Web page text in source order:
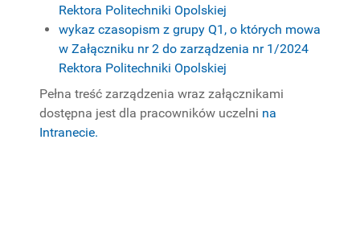
Rektora Politechniki Opolskiej
wykaz czasopism z grupy Q1, o których mowa
w Załączniku nr 2 do zarządzenia nr 1/2024
Rektora Politechniki Opolskiej
Pełna treść zarządzenia wraz załącznikami
dostępna jest dla pracowników uczelni na
Intranecie.